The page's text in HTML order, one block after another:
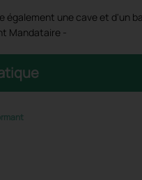
également une cave et d'un
Mandataire -